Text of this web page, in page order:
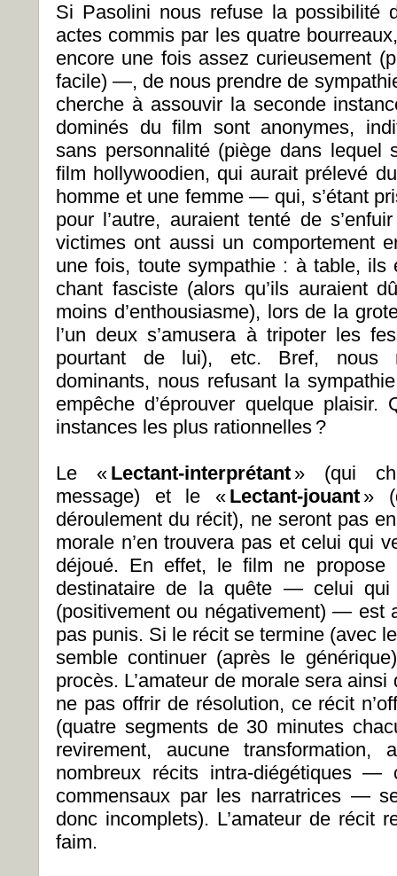
Si Pasolini nous refuse la possibilité
actes commis par les quatre
encore une fois assez curieusement
facile) —, de nous prendre de
cherche à assouvir la seconde
dominés du film sont anonymes,
sans personnalité (piège dans lequel
film hollywoodien, qui aurait prélevé
homme et une femme — qui, s’étant
pour l’autre, auraient tenté de
victimes ont aussi un comportement
une fois, toute sympathie : à table, ils
chant fasciste (alors qu’ils auraient
moins d’enthousiasme), lors de la
l’un deux s’amusera à tripoter les
pourtant de lui), etc. Bref, nous
dominants, nous refusant la
empêche d’éprouver quelque plaisir.
instances les plus rationnelles ?
Le « Lectant-interprétant» (qui
message) et le « Lectant-jouant»
déroulement du récit), ne seront pas
morale n’en trouvera pas et celui qui
déjoué. En effet, le film ne
destinataire de la quête — celui qui
(positivement ou négativement) — est
pas punis. Si le récit se termine (avec
semble continuer (après le
procès. L’amateur de morale sera
ne pas offrir de résolution, ce récit
(quatre segments de 30 minutes
revirement, aucune transformation,
nombreux récits intra-diégétiques
commensaux par les narratrices —
donc incomplets). L’amateur de récit
faim.